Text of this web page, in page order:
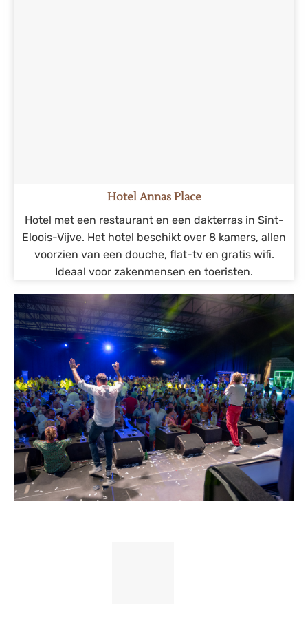
Hotel Annas Place
Hotel met een restaurant en een dakterras in Sint-
Eloois-Vijve. Het hotel beschikt over 8 kamers, allen
voorzien van een douche, flat-tv en gratis wifi.
Ideaal voor zakenmensen en toeristen.